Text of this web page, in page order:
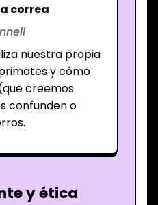
correa
nuestra propia
y cómo
creemos
confunden o
y ética